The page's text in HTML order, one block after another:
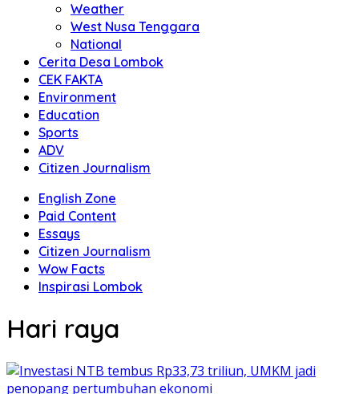
Weather
West Nusa Tenggara
National
Cerita Desa Lombok
CEK FAKTA
Environment
Education
Sports
ADV
Citizen Journalism
English Zone
Paid Content
Essays
Citizen Journalism
Wow Facts
Inspirasi Lombok
Hari raya